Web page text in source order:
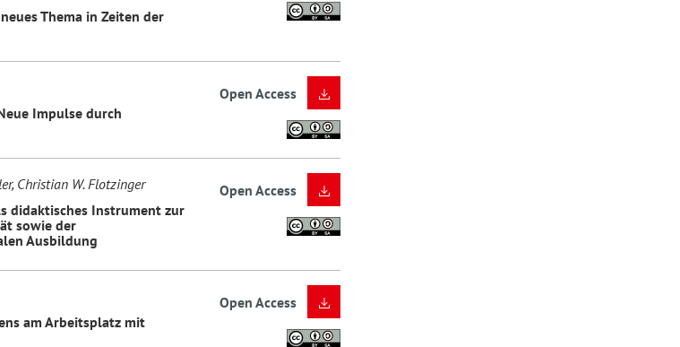
Thema in Zeiten der
Impulse durch
Open Access
Christian W. Flotzinger
didaktisches Instrument zur
sowie der
Ausbildung
Open Access
am Arbeitsplatz mit
Open Access